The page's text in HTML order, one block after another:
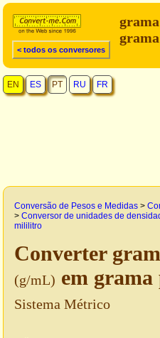
< todos os conversores
EN ES PT RU FR
Conversão de Pesos e Medidas >
> Conversor de unidades de
mililitro
Converter
(g/mL) em
Sistema Métrico